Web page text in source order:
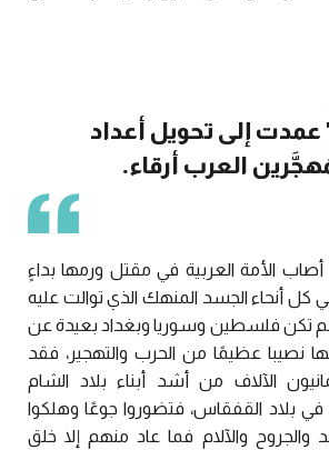
إلى تحويل أعداد
العرب أرقاء.
أصاب الأمة العربية في مقتل ورمها بداءٍ
أنحاء الجسد المنهك الذي توالت عليه
فلم تكن فلسطين وسوريا وبغداد بعيدة عن
نصيبا عظيمًا من الحرب والتهجير، فقد
الآلاف من أشد أبناء بلاد الشام
بلاد القفقاس، فتضوروا جوعًا وهلكوا
والجروح والآلام فما عاد منهم إلا خلق